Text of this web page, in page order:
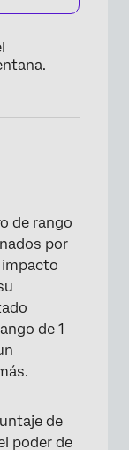
×
de rango
por
impacto
de 1
de
poder de